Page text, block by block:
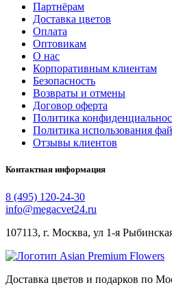
Партнёрам
Доставка цветов
Оплата
Оптовикам
О нас
Корпоративным клиентам
Безопасность
Возвраты и отмены
Договор оферта
Политика
Политика использования
Отзывы клиентов
Контактная информация
8 (495) 120-24-30
info@megacvet24.ru
107113, г. Москва, ул 1-я
Доставка цветов и подарков по